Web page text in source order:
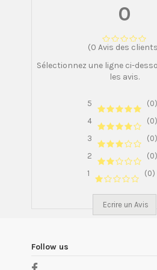
0
(0 Avis des
Sélectionnez une ligne ci-
les avis.
5
(0)
4
(0)
3
(0)
2
(0)
1
(0)
Ecrire un Avis
Follow us